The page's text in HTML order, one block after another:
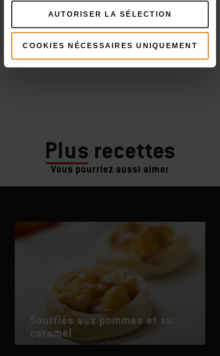
AUTORISER LA SÉLECTION
COOKIES NÉCESSAIRES UNIQUEMENT
Plus recettes
Vous pourriez aussi aimer
Soufflés aux pommes et au
caramel